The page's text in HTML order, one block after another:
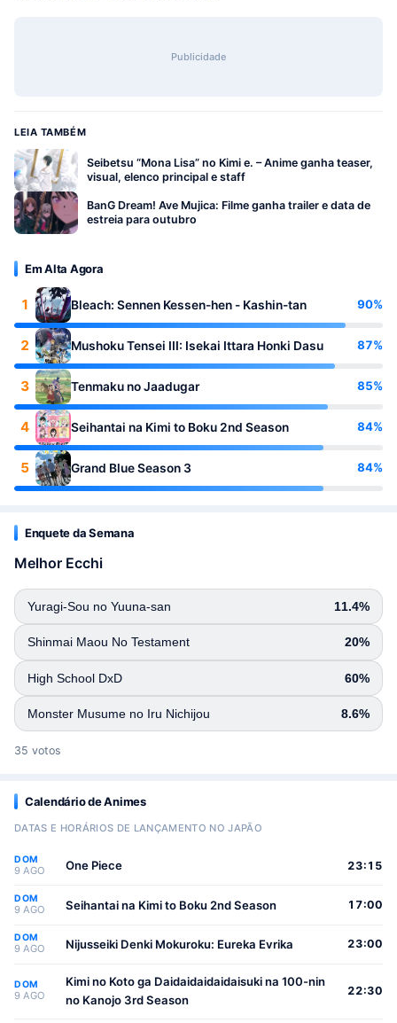
Publicidade
LEIA TAMBÉM
Seibetsu “Mona Lisa” no Kimi e. – Anime ganha teaser,
visual, elenco principal e staff
BanG Dream! Ave Mujica: Filme ganha trailer e data de
estreia para outubro
Em Alta Agora
1 Bleach: Sennen Kessen-hen - Kashin-tan 90%
2 Mushoku Tensei III: Isekai Ittara Honki Dasu 87%
3 Tenmaku no Jaadugar 85%
4 Seihantai na Kimi to Boku 2nd Season 84%
5 Grand Blue Season 3 84%
Enquete da Semana
Melhor Ecchi
Yuragi-Sou no Yuuna-san 11.4%
Shinmai Maou No Testament 20%
High School DxD 60%
Monster Musume no Iru Nichijou 8.6%
35 votos
Calendário de Animes
DATAS E HORÁRIOS DE LANÇAMENTO NO JAPÃO
DOM
9 AGO One Piece 23:15
DOM
9 AGO Seihantai na Kimi to Boku 2nd Season 17:00
DOM
9 AGO Nijusseiki Denki Mokuroku: Eureka Evrika 23:00
DOM
9 AGO
Kimi no Koto ga Daidaidaidaidaisuki na 100-nin
no Kanojo 3rd Season
22:30